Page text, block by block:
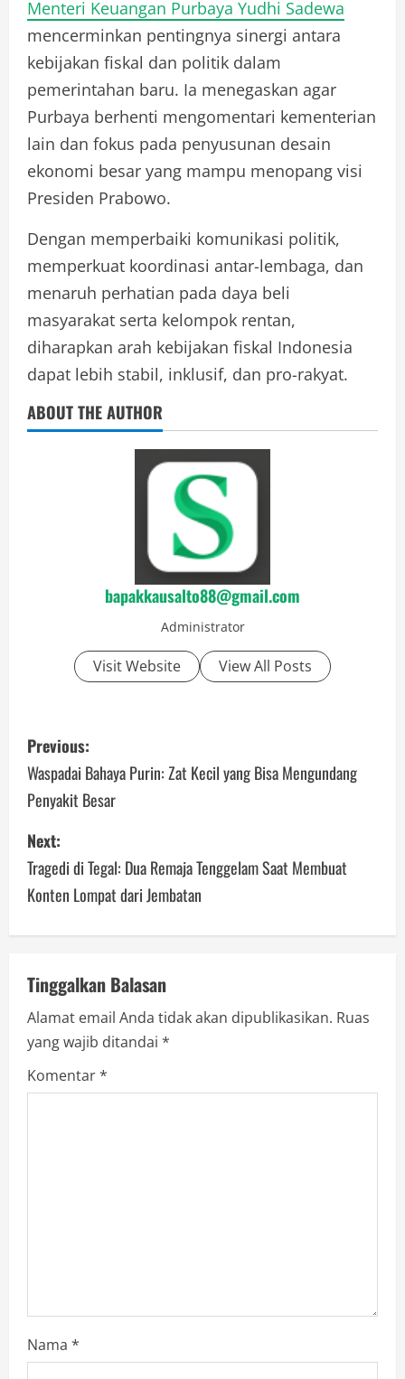
Menteri Keuangan Purbaya Yudhi Sadewa
mencerminkan pentingnya sinergi antara
kebijakan fiskal dan politik dalam
pemerintahan baru. Ia menegaskan agar
Purbaya berhenti mengomentari kementerian
lain dan fokus pada penyusunan desain
ekonomi besar yang mampu menopang visi
Presiden Prabowo.
Dengan memperbaiki komunikasi politik,
memperkuat koordinasi antar-lembaga, dan
menaruh perhatian pada daya beli
masyarakat serta kelompok rentan,
diharapkan arah kebijakan fiskal Indonesia
dapat lebih stabil, inklusif, dan pro-rakyat.
ABOUT THE AUTHOR
bapakkausalto88@gmail.com
Administrator
Visit Website View All Posts
P
o
s
t
n
a
i
g
a
Previous:
Waspadai Bahaya Purin: Zat Kecil yang Bisa Mengundang
Penyakit Besar
Next:
Tragedi di Tegal: Dua Remaja Tenggelam Saat Membuat
Konten Lompat dari Jembatan
Tinggalkan Balasan
Alamat email Anda tidak akan dipublikasikan. Ruas
yang wajib ditandai *
Komentar*
Nama *